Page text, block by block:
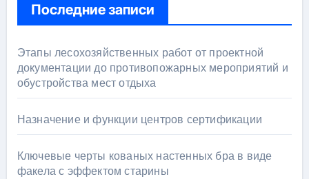
Последние записи
Этапы лесохозяйственных работ от проектной
документации до противопожарных мероприятий и
обустройства мест отдыха
Назначение и функции центров сертификации
Ключевые черты кованых настенных бра в виде
факела с эффектом старины